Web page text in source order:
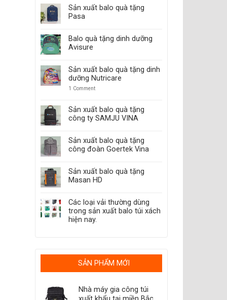
Sản xuất balo quà tặng
Pasa
Balo quà tặng dinh dưỡng
Avisure
Sản xuất balo quà tặng dinh
dưỡng Nutricare
1 Comment
Sản xuất balo quà tặng
công ty SAMJU VINA
Sản xuất balo quà tặng
công đoàn Goertek Vina
Sản xuất balo quà tặng
Masan HD
Các loại vải thường dùng
trong sản xuất balo túi xách
hiện nay.
SẢN PHẨM MỚI
Nhà máy gia công túi